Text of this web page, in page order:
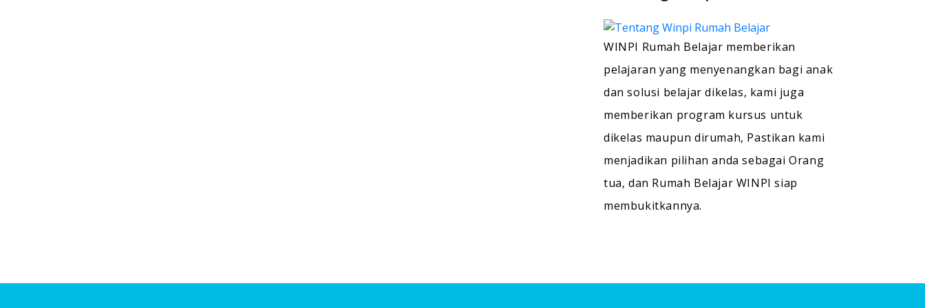
WINPI Rumah Belajar memberikan
pelajaran yang menyenangkan bagi anak
dan solusi belajar dikelas, kami juga
memberikan program kursus untuk
dikelas maupun dirumah, Pastikan kami
menjadikan pilihan anda sebagai Orang
tua, dan Rumah Belajar WINPI siap
membukitkannya.